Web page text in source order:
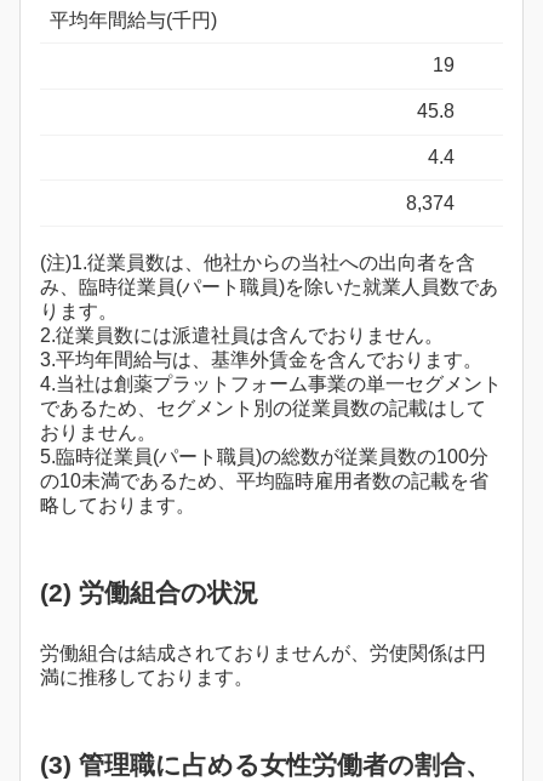
平均年間給与(千円)
19
45.8
4.4
8,374
(注)1.従業員数は、他社からの当社への出向者を含
み、臨時従業員(パート職員)を除いた就業人員数であ
ります。
2.従業員数には派遣社員は含んでおりません。
3.平均年間給与は、基準外賃金を含んでおります。
4.当社は創薬プラットフォーム事業の単一セグメント
であるため、セグメント別の従業員数の記載はして
おりません。
5.臨時従業員(パート職員)の総数が従業員数の100分
の10未満であるため、平均臨時雇用者数の記載を省
略しております。
(2) 労働組合の状況
労働組合は結成されておりませんが、労使関係は円
満に推移しております。
(3) 管理職に占める女性労働者の割合、